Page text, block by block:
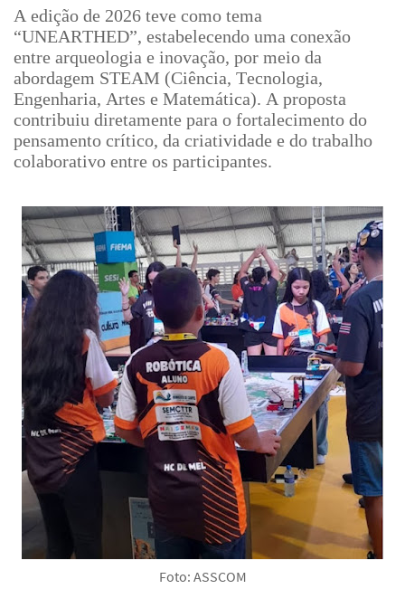
A edição de 2026 teve como tema
“UNEARTHED”, estabelecendo uma conexão
entre arqueologia e inovação, por meio da
abordagem STEAM (Ciência, Tecnologia,
Engenharia, Artes e Matemática). A proposta
contribuiu diretamente para o fortalecimento do
pensamento crítico, da criatividade e do trabalho
colaborativo entre os participantes.
Foto: ASSCOM